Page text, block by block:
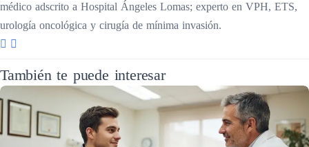
médico adscrito a Hospital Ángeles Lomas; experto en VPH, ETS,
urología oncológica y cirugía de mínima invasión.
También te puede interesar